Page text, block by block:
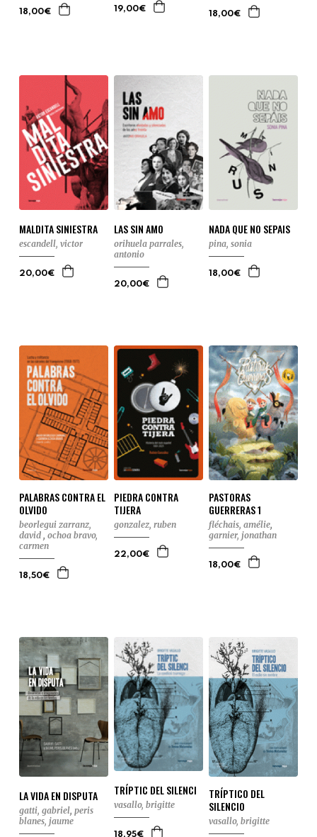
18,00€ 19,00€
18,00€
MALDITA SINIESTRA
escandell, victor
20,00€
LAS SIN AMO
orihuela parrales,
antonio
20,00€
NADA QUE NO SEPAIS
pina, sonia
18,00€
PALABRAS CONTRA EL
OLVIDO
beorlegui zarranz,
david , ochoa bravo,
carmen
18,50€
PIEDRA CONTRA
TIJERA
gonzalez, ruben
22,00€
PASTORAS
GUERRERAS 1
fléchais, amélie,
garnier, jonathan
18,00€
LA VIDA EN DISPUTA
gatti, gabriel, peris
blanes, jaume
TRÍPTIC DEL SILENCI
vasallo, brigitte
18,95€
TRÍPTICO DEL
SILENCIO
vasallo, brigitte